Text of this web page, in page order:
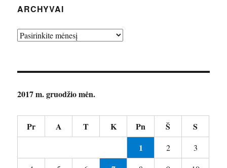
ARCHYVAI
Archyvai
2017 m. gruodžio mėn.
Pr A T K Pn Š
S
1
2
3